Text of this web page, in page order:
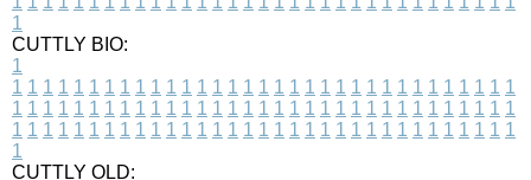
1
CUTTLY BIO:
1
1 1 1 1 1 1 1 1 1 1 1 1 1 1 1 1 1 1 1 1 1 1 1 1 1 1 1 1 1 1 1 1 1
1 1 1 1 1 1 1 1 1 1 1 1 1 1 1 1 1 1 1 1 1 1 1 1 1 1 1 1 1 1 1 1 1
1 1 1 1 1 1 1 1 1 1 1 1 1 1 1 1 1 1 1 1 1 1 1 1 1 1 1 1 1 1 1 1 1
1
CUTTLY OLD: